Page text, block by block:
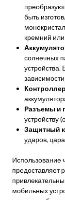
быть
кремний
солнечных
устройства.
Разъемы и
устройству
Защитный
ударов,
Использование
предоставляет
мобильных